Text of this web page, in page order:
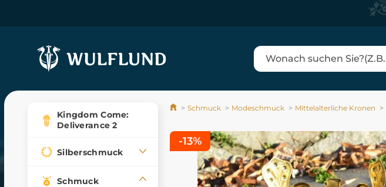
Kingdom Come:
Deliverance 2
Silberschmuck
Schmuck
Schmuck Modeschmuck Mittelalterliche Kronen
-13%